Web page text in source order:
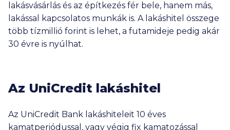
lakásvásárlás és az építkezés fér bele, hanem más,
lakással kapcsolatos munkák is. A lakáshitel összege
több tízmillió forint is lehet, a futamideje pedig akár
30 évre is nyúlhat.
Az UniCredit lakáshitel
Az UniCredit Bank lakáshiteleit 10 éves
kamatperiódussal, vagy végig fix kamatozással